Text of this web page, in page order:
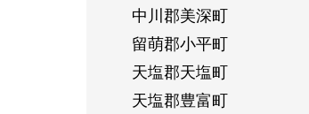
中川郡美深町
留萌郡小平町
天塩郡天塩町
天塩郡豊富町